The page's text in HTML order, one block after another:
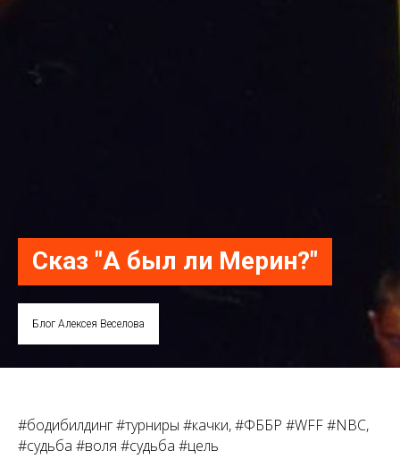
Сказ "А был ли Мерин?"
Блог Алексея Веселова
#бодибилдинг #турниры #качки, #ФББР #WFF #NBC,
#судьба #воля #судьба #цель